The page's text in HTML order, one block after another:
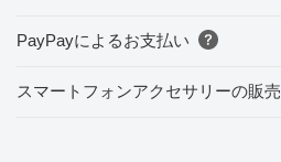
PayPayによるお支払い
スマートフォンアクセサリーの販売